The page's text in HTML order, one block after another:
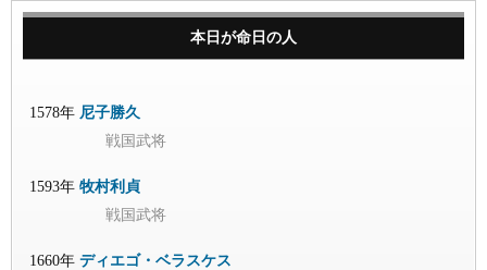
本日が命日の人
1578年 尼子勝久
戦国武将
1593年 牧村利貞
戦国武将
1660年 ディエゴ・ベラスケス